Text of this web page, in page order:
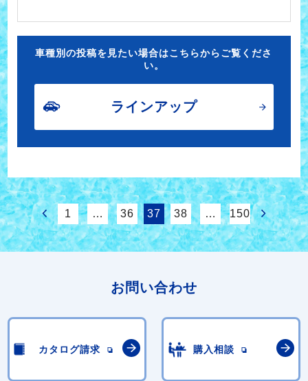
車種別の投稿を見たい場合はこちらからご覧くださ
い。
ラインアップ
1 … 36 37 38 … 150
お問い合わせ
カタログ請求 購入相談